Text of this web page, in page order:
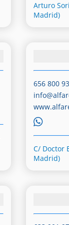
Arturo
Madrid)
656 800
C/ Doctor
Madrid)